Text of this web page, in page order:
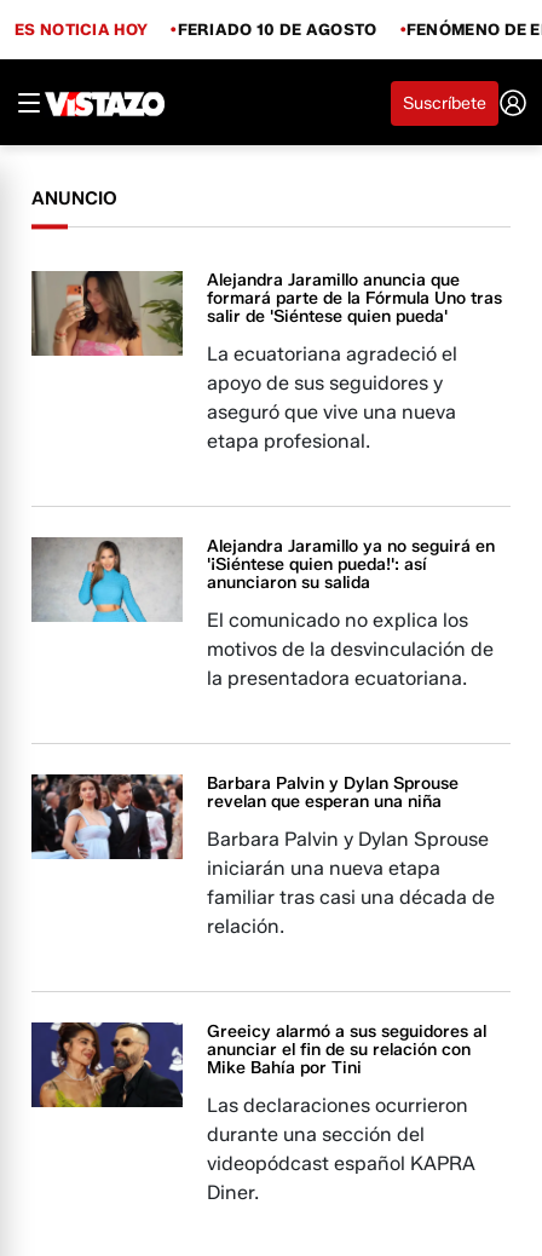
ES NOTICIA HOY FERIADO 10 DE AGOSTO FENÓMENO DE
Suscríbete
ANUNCIO
Alejandra Jaramillo anuncia que
formará parte de la Fórmula Uno tras
salir de 'Siéntese quien pueda'
La ecuatoriana agradeció el
apoyo de sus seguidores y
aseguró que vive una nueva
etapa profesional.
Alejandra Jaramillo ya no seguirá en
'¡Siéntese quien pueda!': así
anunciaron su salida
El comunicado no explica los
motivos de la desvinculación de
la presentadora ecuatoriana.
Barbara Palvin y Dylan Sprouse
revelan que esperan una niña
Barbara Palvin y Dylan Sprouse
iniciarán una nueva etapa
familiar tras casi una década de
relación.
Greeicy alarmó a sus seguidores al
anunciar el fin de su relación con
Mike Bahía por Tini
Las declaraciones ocurrieron
durante una sección del
videopódcast español KAPRA
Diner.